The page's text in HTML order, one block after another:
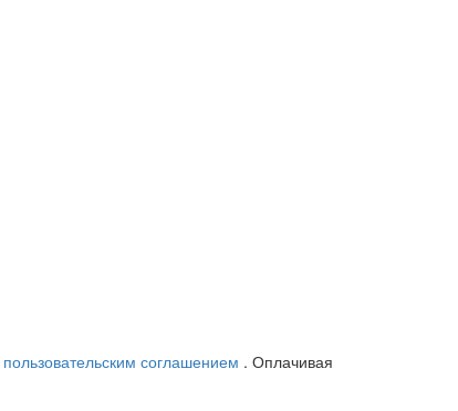
пользовательским соглашением . Оплачивая